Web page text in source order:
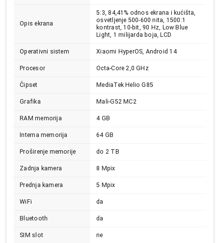
Opis ekrana
5:3, 84,41% odnos ekrana i kućišta,
osvetljenje 500-600 nita, 1500:1
kontrast, 10-bit, 90 Hz, Low Blue
Light, 1 milijarda boja, LCD
Operativni sistem Xiaomi HyperOS, Android 14
Procesor Octa-Core 2,0 GHz
Čipset MediaTek Helio G85
Grafika Mali-G52 MC2
RAM memorija 4 GB
Interna memorija 64 GB
Proširenje memorije do 2 TB
Zadnja kamera 8 Mpix
Prednja kamera 5 Mpix
WiFi da
Bluetooth da
SIM slot ne
15.999,00
XIAOMI Redmi Pad SE 8.7 4GB/64GB WiFi
Sky Blue VHU5128EU
Ukupno u korpi: 0,00